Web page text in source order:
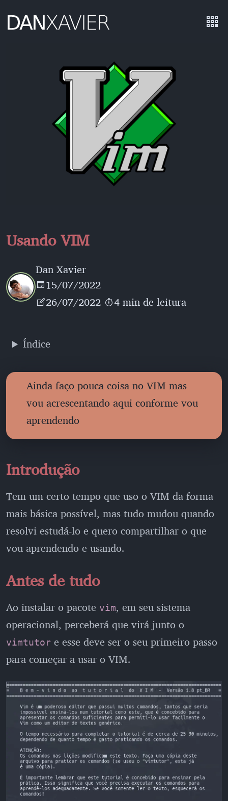
Usando VIM
Dan Xavier
15/07/2022
26/07/2022
4 min de leitura
Índice
Ainda faço pouca coisa no VIM mas
vou acrescentando aqui conforme vou
aprendendo
Introdução
Tem um certo tempo que uso o VIM da forma
mais básica possível, mas tudo mudou quando
resolvi estudá-lo e quero compartilhar o que
vou aprendendo e usando.
Antes de tudo
Ao instalar o pacote vim, em seu sistema
operacional, perceberá que virá junto o
vimtutor e esse deve ser o seu primeiro passo
para começar a usar o VIM.